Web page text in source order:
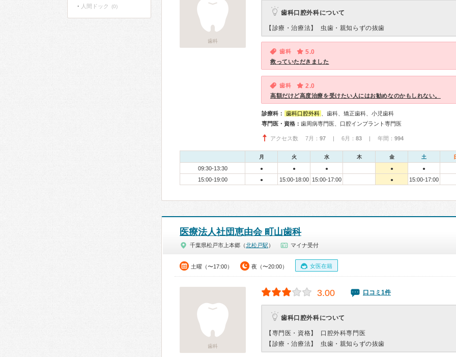
歯科
歯科口腔外科について
【診療・治療法】 虫歯・親知らずの抜歯
歯科 5.0
救っていただきました
歯科 2.0
高額だけど高度治療を受けたい人にはお勧めなのかもしれない。
診療科： 歯科口腔外科
、歯科、矯正歯科、小児歯科
専門医・資格： 歯周病専門医、口腔インプラント専門医
アクセス数 7月： 97 | 6月： 83 | 年間： 994
月 火 水 木 金 土
09:30-13:30 ● ● ● ● ●
15:00-19:00 ● 15:00-18:00 15:00-17:00 ● 15:00-17:00
医療法人社団恵由会 町山歯科
千葉県松戸市上本郷（北松戸駅 ） マイナ受付
土曜（〜17:00） 夜（〜20:00） 女医在籍
歯科
3.00 口コミ1件
歯科口腔外科について
【専門医・資格】
口腔外科専門医
【診療・治療法】
虫歯・親知らずの抜歯
人間ドック (0)